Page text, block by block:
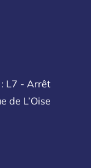
L7 - Arrêt
de L’Oise